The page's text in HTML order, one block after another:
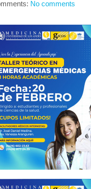
No comments